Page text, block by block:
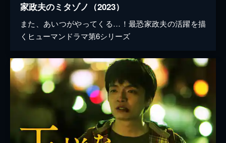
家政夫のミタゾノ（2023）
また、あいつがやってくる…！最恐家政夫の活躍を描
くヒューマンドラマ第6シリーズ